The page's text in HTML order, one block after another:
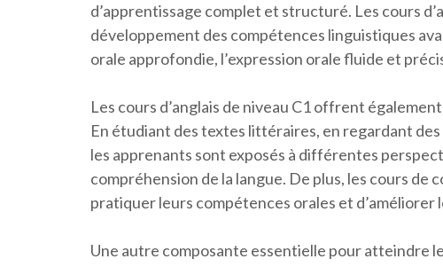
d’apprentissage complet et structuré. Les cours
développement des compétences linguistiques
orale approfondie, l’expression orale fluide et
Les cours d’anglais de niveau C1 offrent
En étudiant des textes littéraires, en regardant
les apprenants sont exposés à différentes
compréhension de la langue. De plus, les cours
pratiquer leurs compétences orales et
Une autre composante essentielle pour atteindre